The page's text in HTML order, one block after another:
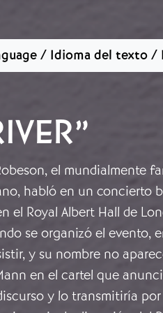
/ Idioma del texto /
el mundialmente
habló en un concierto
el Royal Albert Hall de
se organizó el evento,
y su nombre no
en el cartel que
y lo transmitiría